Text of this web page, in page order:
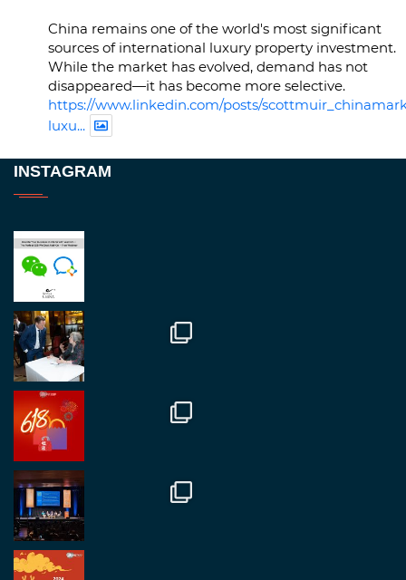
China remains one of the world's most significant
sources of international luxury property investment.
While the market has evolved, demand has not
disappeared—it has become more selective.
https://www.linkedin.com/posts/
luxu...
Great to be at
fantastic event set against an amazing backdrop of
##burjkhalifa
Twitter
RegroupChina
Great to catch up with our colleague and friend,
Mr Daniel Batemam discussing new opportunities
in China. A pleasure as always.
#rethinkchina
INSTAGRAM